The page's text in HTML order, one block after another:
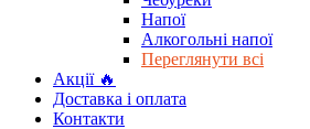
Напої
Алкогольні напої
Переглянути всі
Акції 🔥
Доставка і оплата
Контакти